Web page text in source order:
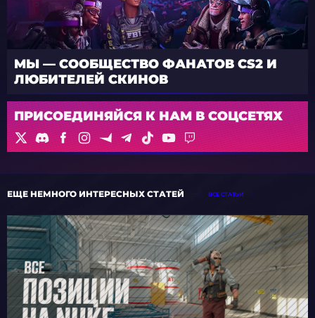
МЫ — СООБЩЕСТВО ФАНАТОВ CS2 И
ЛЮБИТЕЛЕЙ СКИНОВ
ПРИСОЕДИНЯЙСЯ К НАМ В СОЦСЕТЯХ
ЕЩЕ НЕМНОГО ИНТЕРЕСНЫХ СТАТЕЙ ВСЕ СТАТЬИ